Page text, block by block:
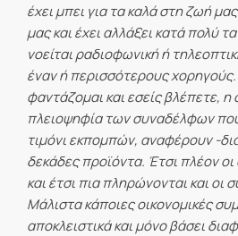
έχει μπει για τα καλά στη ζωή
μας και έχει αλλάξει κατά πολύ
νοείται ραδιοφωνική ή
έναν ή περισσότερους
φαντάζομαι και εσείς βλέπετε, η
πλειοψηφία των συναδέλφων
τιμόνι εκπομπών, αναφέρουν -
δεκάδες προϊόντα. Έτσι πλέον
και έτσι πια πληρώνονται και οι
Μάλιστα κάποιες οικονομικές
αποκλειστικά και μόνο βάσει